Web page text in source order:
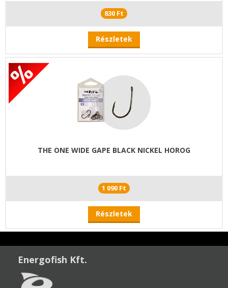
830 Ft
Részletek
THE ONE WIDE GAPE BLACK NICKEL HOROG
1 090 Ft
Részletek
Energofish Kft.